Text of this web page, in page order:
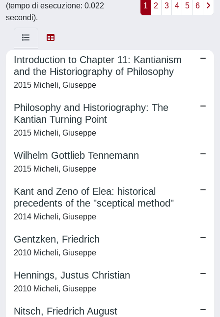
(tempo di esecuzione: 0.022
secondi).
1 2 3 4 5 6
Introduction to Chapter 11: Kantianism
and the Historiography of Philosophy
2015 Micheli, Giuseppe
Philosophy and Historiography: The
Kantian Turning Point
2015 Micheli, Giuseppe
Wilhelm Gottlieb Tennemann
2015 Micheli, Giuseppe
Kant and Zeno of Elea: historical
precedents of the "sceptical method"
2014 Micheli, Giuseppe
Gentzken, Friedrich
2010 Micheli, Giuseppe
Hennings, Justus Christian
2010 Micheli, Giuseppe
Nitsch, Friedrich August